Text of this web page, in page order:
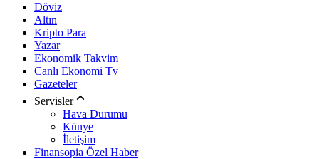
Döviz
Altın
Kripto Para
Yazar
Ekonomik Takvim
Canlı Ekonomi Tv
Gazeteler
Servisler
Hava Durumu
Künye
İletişim
Finansopia Özel Haber